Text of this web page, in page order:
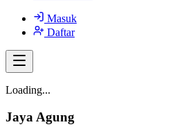
Masuk
Daftar
Loading...
Jaya Agung